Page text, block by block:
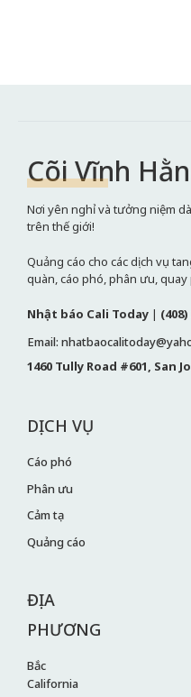
Cõi Vĩnh
Nơi yên nghỉ và tưởng niệm
trên thế giới!
Quảng cáo cho các dịch vụ
quàn, cáo phó, phân ưu, quay
Nhật báo Cali Today | (408)
Email:
1460 Tully Road #601, San
DỊCH VỤ
Cáo phó
Phân ưu
Cảm tạ
Quảng cáo
ĐỊA
PHƯƠNG
Bắc
California